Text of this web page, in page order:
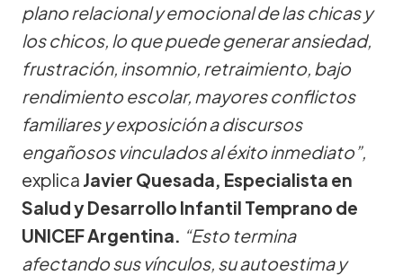
plano relacional y emocional de las chicas y
los chicos, lo que puede generar ansiedad,
frustración, insomnio, retraimiento, bajo
rendimiento escolar, mayores conflictos
familiares y exposición a discursos
engañosos vinculados al éxito inmediato”,
explica Javier Quesada, Especialista en
Salud y Desarrollo Infantil Temprano de
UNICEF Argentina. “Esto termina
afectando sus vínculos, su autoestima y